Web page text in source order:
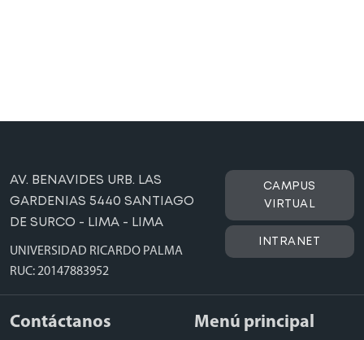
AV. BENAVIDES URB. LAS
GARDENIAS 5440 SANTIAGO
DE SURCO - LIMA - LIMA
UNIVERSIDAD RICARDO PALMA
RUC: 20147883952
CAMPUS
VIRTUAL
INTRANET
Contáctanos Menú principal